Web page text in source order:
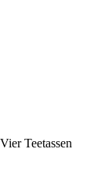
Teetassen